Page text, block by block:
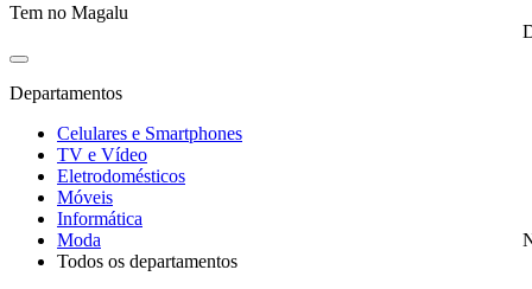
Tem no Magalu
Departamentos
Celulares e Smartphones
TV e Vídeo
Eletrodomésticos
Móveis
Informática
Moda
Todos os departamentos